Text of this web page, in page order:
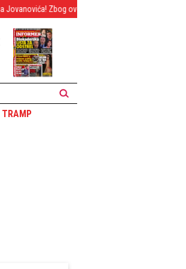
ove objave mreže "gore" - Ovo je hit (FOTO)
TRAMP